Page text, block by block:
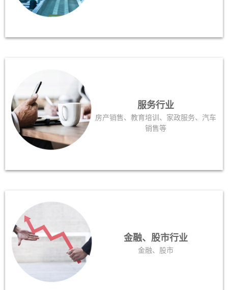
服务行业
房产销售、教育培训、家政服务、汽车
销售等
金融、股市行业
金融、股市